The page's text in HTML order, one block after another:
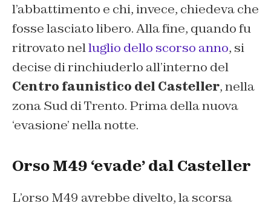
l’abbattimento e chi, invece, chiedeva che
fosse lasciato libero. Alla fine, quando fu
ritrovato nelluglio dello scorso anno, si
decise di rinchiuderlo all’interno del
Centro faunistico del Casteller, nella
zona Sud di Trento. Prima della nuova
‘evasione’ nella notte.
Orso M49 ‘evade’ dal Casteller
L’orso M49 avrebbe divelto, la scorsa